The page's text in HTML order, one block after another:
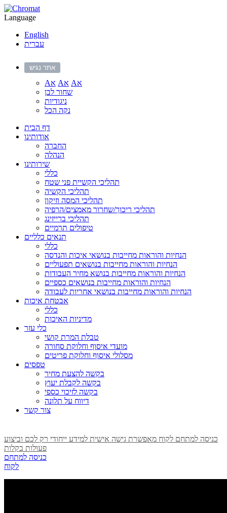
Language
English
עברית
אתר נגיש
Aא Aא
Aא
שחור לבן
ניגודיות
נקה הכל
דף הבית
אודותינו
החברה
הנהלה
שירותינו
כללי
תהליכי הקשיית פני שטח
תהליכי הקשיה
תהליכי המסה וזיקון
תהליכי ריכוך/שחרור מאמצים/הרפיה
תהליכי ברייזינג
טיפולים תרמיים
תנאים כלליים
כללי
הנחיות והוראות מחייבות בנושאי איכות והנדסה
הנחיות והוראות מחייבות בנושאים תפעוליים
הנחיות והוראות מחייבות בנושא מחיר העבודות
הנחיות והוראות מחייבות בנושאים כספיים
הנחיות והוראות מחייבות בנושאי אחריות לעבודה
אבטחת איכות
כללי
מדיניות האיכות
כלי עזר
טבלת המרת קושי
מועדי איסוף וחלוקת סחורה
מסלולי איסוף וחלוקת פריטים
טפסים
בקשה להצעת מחיר
בקשה לקבלת יעוץ
בקשה לזיכוי כספי
דיווח על תלונה
צור קשר
כניסה למתחם לקוח מאפשרת גישה אישית למידע ייחודי רק לכם וביצוע
פעולות בקלות
כניסה למתחם
לקוח